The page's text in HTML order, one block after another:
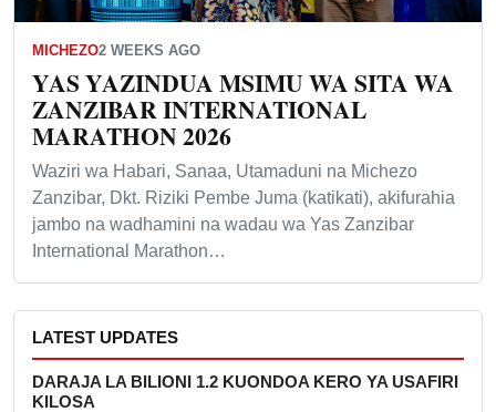
MICHEZO2 WEEKS AGO
YAS YAZINDUA MSIMU WA SITA WA
ZANZIBAR INTERNATIONAL
MARATHON 2026
Waziri wa Habari, Sanaa, Utamaduni na Michezo
Zanzibar, Dkt. Riziki Pembe Juma (katikati), akifurahia
jambo na wadhamini na wadau wa Yas Zanzibar
International Marathon…
LATEST UPDATES
DARAJA LA BILIONI 1.2 KUONDOA KERO YA USAFIRI
KILOSA